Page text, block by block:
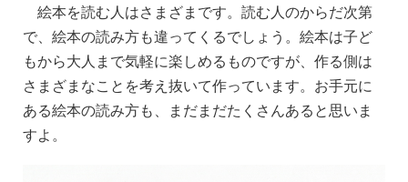
絵本を読む人はさまざまです。読む人のからだ次第
で、絵本の読み方も違ってくるでしょう。絵本は子ど
もから大人まで気軽に楽しめるものですが、作る側は
さまざまなことを考え抜いて作っています。お手元に
ある絵本の読み方も、まだまだたくさんあると思いま
すよ。